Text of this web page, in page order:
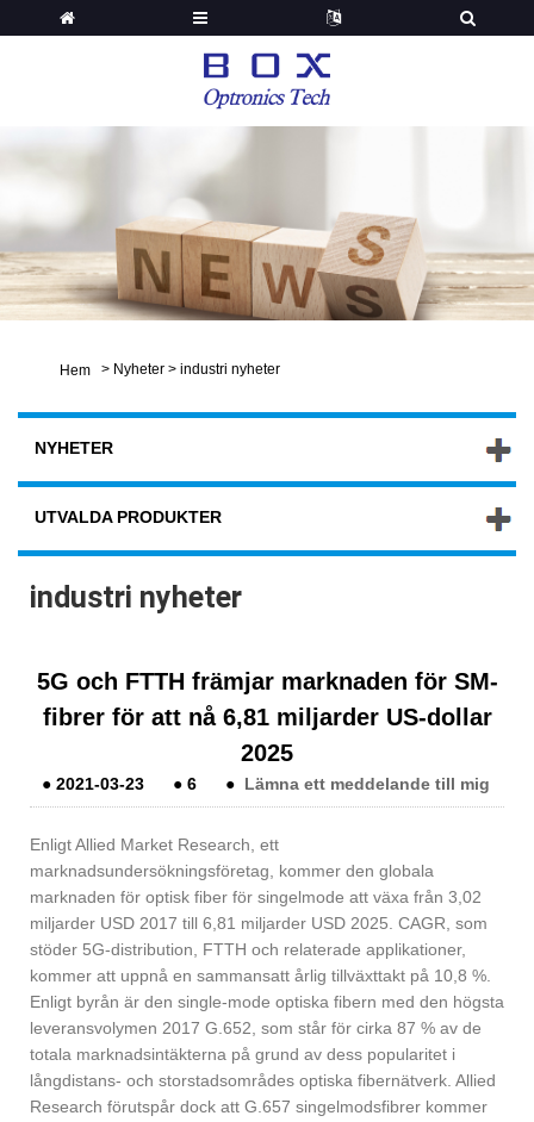
Hem > Nyheter > industri nyheter
NYHETER
UTVALDA PRODUKTER
industri nyheter
5G och FTTH främjar marknaden för SM-
fibrer för att nå 6,81 miljarder US-dollar
2025
●2021-03-23 ●6 ● Lämna ett meddelande till mig
Enligt Allied Market Research, ett
marknadsundersökningsföretag, kommer den globala
marknaden för optisk fiber för singelmode att växa från 3,02
miljarder USD 2017 till 6,81 miljarder USD 2025. CAGR, som
stöder 5G-distribution, FTTH och relaterade applikationer,
kommer att uppnå en sammansatt årlig tillväxttakt på 10,8 %.
Enligt byrån är den single-mode optiska fibern med den högsta
leveransvolymen 2017 G.652, som står för cirka 87 % av de
totala marknadsintäkterna på grund av dess popularitet i
långdistans- och storstadsområdes optiska fibernätverk. Allied
Research förutspår dock att G.657 singelmodsfibrer kommer